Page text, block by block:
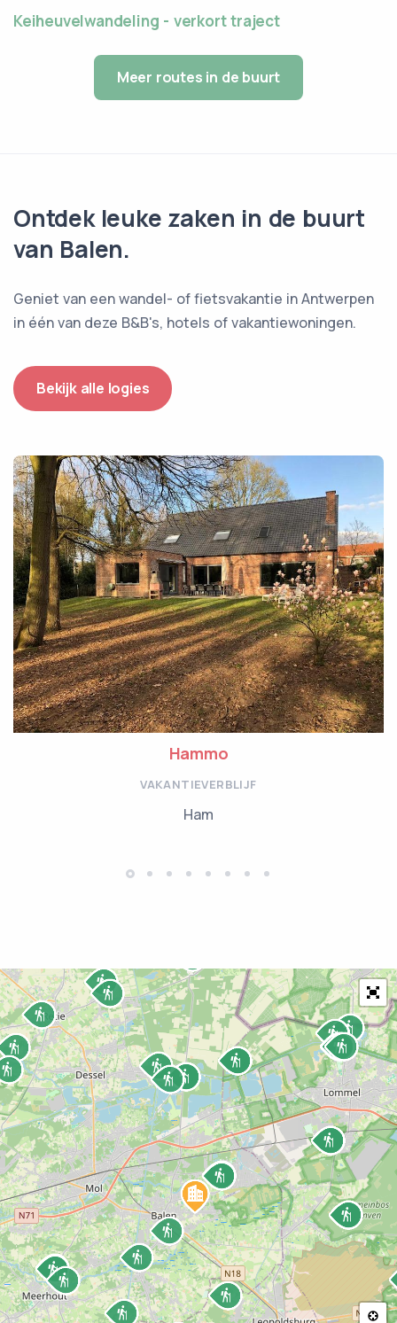
Keiheuvelwandeling - verkort traject
Meer routes in de buurt
Ontdek leuke zaken in de buurt
van Balen.
Geniet van een wandel- of fietsvakantie in Antwerpen
in één van deze B&B's, hotels of vakantiewoningen.
Bekijk alle logies
Hammo
VAKANTIEVERBLIJF
Ham